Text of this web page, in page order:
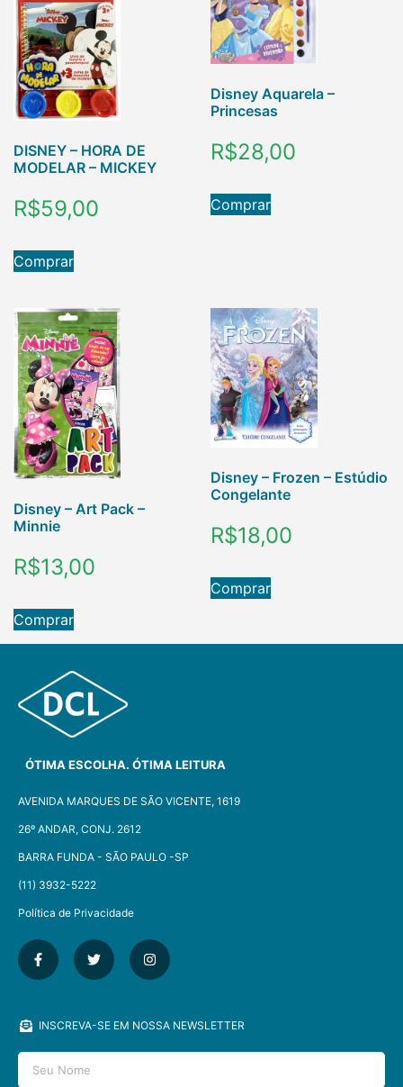
DISNEY – HORA DE
MODELAR – MICKEY
R$59,00
Comprar
Disney Aquarela –
Princesas
R$28,00
Comprar
Disney – Art Pack –
Minnie
R$13,00
Comprar
Disney – Frozen – Estúdio
Congelante
R$18,00
Comprar
ÓTIMA ESCOLHA. ÓTIMA LEITURA
AVENIDA MARQUES DE SÃO VICENTE, 1619
26º ANDAR, CONJ. 2612
BARRA FUNDA - SÃO PAULO -SP​
(11) 3932-5222
Política de Privacidade
INSCREVA-SE EM NOSSA NEWSLETTER